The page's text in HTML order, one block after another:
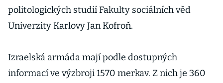
politologických studií Fakulty sociálních věd
Univerzity Karlovy Jan Kofroň.
Izraelská armáda mají podle dostupných
informací ve výzbroji 1570 merkav. Z nich je 360